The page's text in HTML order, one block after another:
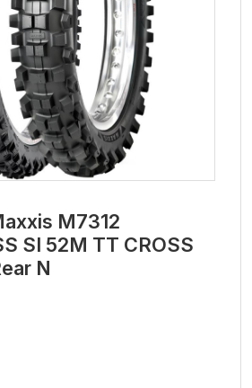
M7312
SI 52M TT CROSS
N